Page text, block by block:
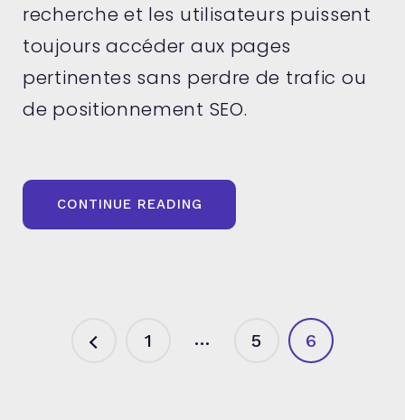
recherche et les utilisateurs puissent
toujours accéder aux pages
pertinentes sans perdre de trafic ou
de positionnement SEO.
CONTINUE READING
SON
DE
Pagination
1 … 5 6